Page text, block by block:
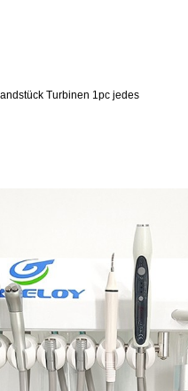
Turbinen 1pc jedes